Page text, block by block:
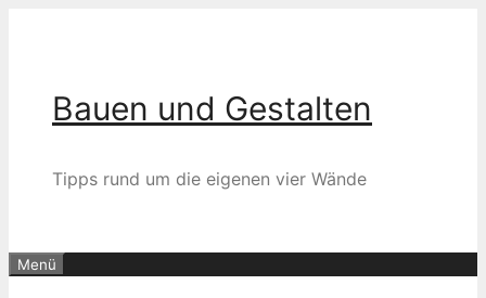
Bauen und Gestalten
Tipps rund um die eigenen vier Wände
Menü